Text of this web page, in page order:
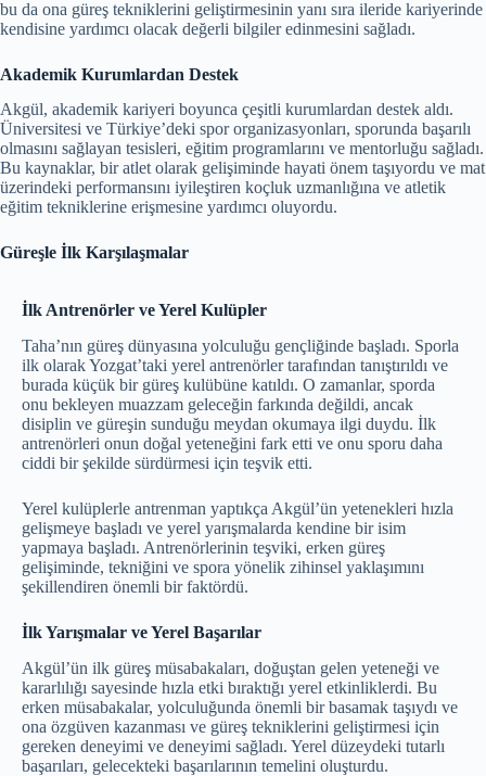
bu da ona güreş tekniklerini geliştirmesinin yanı sıra ileride kariyerinde
kendisine yardımcı olacak değerli bilgiler edinmesini sağladı.
Akademik Kurumlardan Destek
Akgül, akademik kariyeri boyunca çeşitli kurumlardan destek aldı.
Üniversitesi ve Türkiye’deki spor organizasyonları, sporunda başarılı
olmasını sağlayan tesisleri, eğitim programlarını ve mentorluğu sağladı.
Bu kaynaklar, bir atlet olarak gelişiminde hayati önem taşıyordu ve mat
üzerindeki performansını iyileştiren koçluk uzmanlığına ve atletik
eğitim tekniklerine erişmesine yardımcı oluyordu.
Güreşle İlk Karşılaşmalar
İlk Antrenörler ve Yerel Kulüpler
Taha’nın güreş dünyasına yolculuğu gençliğinde başladı. Sporla
ilk olarak Yozgat’taki yerel antrenörler tarafından tanıştırıldı ve
burada küçük bir güreş kulübüne katıldı. O zamanlar, sporda
onu bekleyen muazzam geleceğin farkında değildi, ancak
disiplin ve güreşin sunduğu meydan okumaya ilgi duydu. İlk
antrenörleri onun doğal yeteneğini fark etti ve onu sporu daha
ciddi bir şekilde sürdürmesi için teşvik etti.
Yerel kulüplerle antrenman yaptıkça Akgül’ün yetenekleri hızla
gelişmeye başladı ve yerel yarışmalarda kendine bir isim
yapmaya başladı. Antrenörlerinin teşviki, erken güreş
gelişiminde, tekniğini ve spora yönelik zihinsel yaklaşımını
şekillendiren önemli bir faktördü.
İlk Yarışmalar ve Yerel Başarılar
Akgül’ün ilk güreş müsabakaları, doğuştan gelen yeteneği ve
kararlılığı sayesinde hızla etki bıraktığı yerel etkinliklerdi. Bu
erken müsabakalar, yolculuğunda önemli bir basamak taşıydı ve
ona özgüven kazanması ve güreş tekniklerini geliştirmesi için
gereken deneyimi ve deneyimi sağladı. Yerel düzeydeki tutarlı
başarıları, gelecekteki başarılarının temelini oluşturdu.